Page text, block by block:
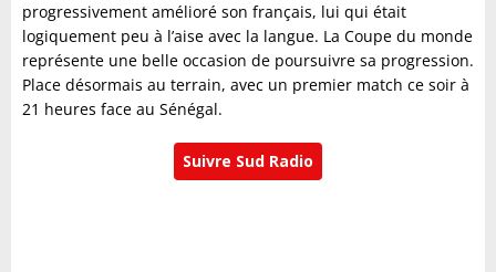
progressivement amélioré son français, lui qui était
logiquement peu à l’aise avec la langue. La Coupe du monde
représente une belle occasion de poursuivre sa progression.
Place désormais au terrain, avec un premier match ce soir à
21 heures face au Sénégal.
Suivre Sud Radio